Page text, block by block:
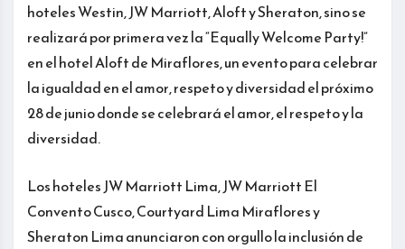
hoteles Westin, JW Marriott, Aloft y Sheraton, sino se
realizará por primera vez la “Equally Welcome Party!”
en el hotel Aloft de Miraflores, un evento para celebrar
la igualdad en el amor, respeto y diversidad el próximo
28 de junio donde se celebrará el amor, el respeto y la
diversidad.
Los hoteles JW Marriott Lima, JW Marriott El
Convento Cusco, Courtyard Lima Miraflores y
Sheraton Lima anunciaron con orgullo la inclusión de